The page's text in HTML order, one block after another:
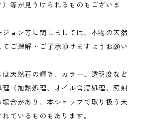
等が見うけられるものもございま
ョン等に関しましては、本物の天然
ご理解・ご了承頂けますようお願い
は天然石の輝き、カラー、透明度など
（加熱処理、オイル含浸処理、照射
合があり、本ショップで取り扱う天
ているものもあります。